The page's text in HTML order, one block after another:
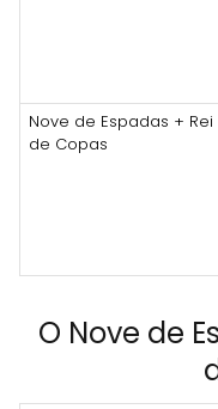
Nove de Espadas + Rei
de Copas
O Nove de